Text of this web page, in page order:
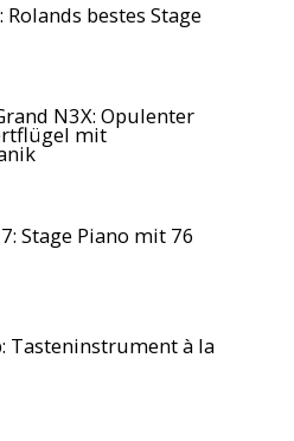
Rolands bestes Stage
N3X: Opulenter
mit
Stage Piano mit 76
Tasteninstrument à la